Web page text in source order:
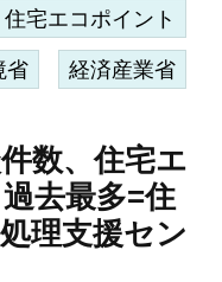
住宅エコポイント
省 経済産業省
数、住宅エ
去最多=住
理支援セン